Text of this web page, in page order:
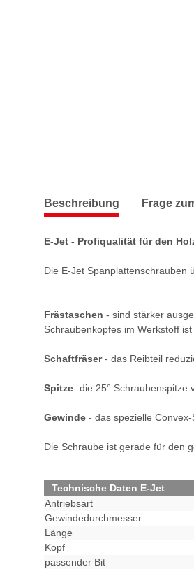
Beschreibung Frage
E-Jet - Profiqualität für den
Die E-Jet Spanplattenschrauben
Frästaschen - sind stärker
Schraubenkopfes im Werkstoff
Schaftfräser- das Reibteil
Spitze- die 25° Schraubenspitze
Gewinde - das spezielle
Die Schraube ist gerade für den
Technische Daten E-Jet
Antriebsart
Gewindedurchmesser
Länge
Kopf
passender Bit